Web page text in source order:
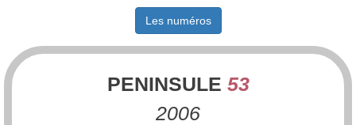
Les numéros
PENINSULE 53
2006